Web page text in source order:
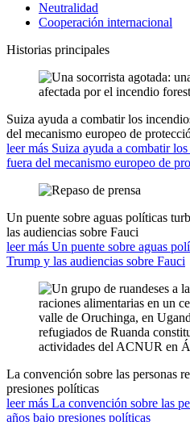
Neutralidad
Cooperación internacional
Historias principales
Suiza ayuda a combatir los
del mecanismo europeo de
leer más Suiza ayuda a combatir
fuera del mecanismo europeo de
Un puente sobre aguas políticas
las audiencias sobre Fauci
leer más Un puente sobre aguas
Trump y las audiencias sobre Fauci
La convención sobre las personas
presiones políticas
leer más La convención sobre las
años bajo presiones políticas